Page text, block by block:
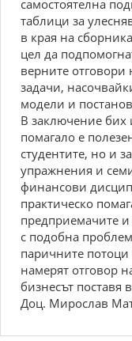
самостоятелна
таблици за
в края на
цел да
верните
задачи,
модели и
В заключение бих
помагало е
студентите, но и
упражнения и
финансови
практическо
предприемачите
с подобна
паричните
намерят отговор
бизнесът поставя
Доц. Мирослав